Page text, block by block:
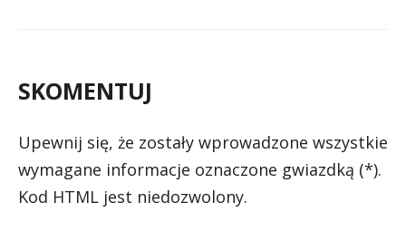
SKOMENTUJ
Upewnij się, że zostały wprowadzone wszystkie
wymagane informacje oznaczone gwiazdką (*).
Kod HTML jest niedozwolony.